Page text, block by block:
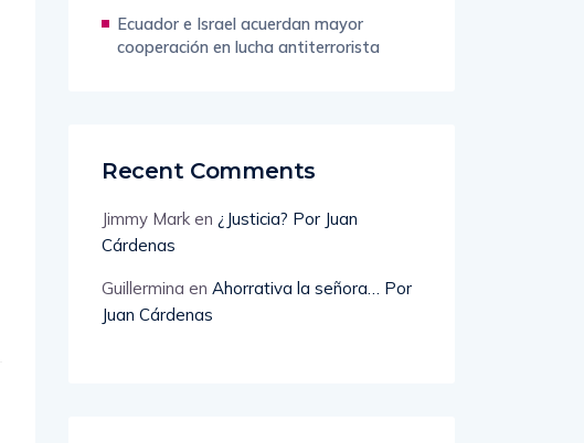
Ecuador e Israel acuerdan mayor
cooperación en lucha antiterrorista
Recent Comments
Jimmy Mark en ¿Justicia? Por Juan
Cárdenas
Guillermina en Ahorrativa la señora… Por
Juan Cárdenas